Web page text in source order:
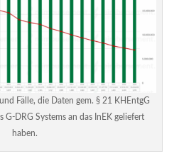
Fälle, die Daten gem. § 21 KHEntgG
G-DRG Systems an das InEK geliefert
haben.